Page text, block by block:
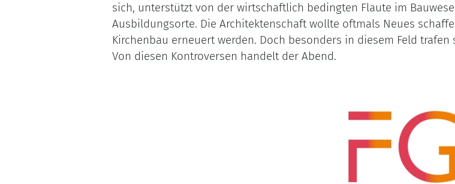
sich, unterstützt von der wirtschaftlich bedingten Flaute im
Ausbildungsorte. Die Architektenschaft wollte oftmals Neues
Kirchenbau erneuert werden. Doch besonders in diesem Feld
Von diesen Kontroversen handelt der Abend.